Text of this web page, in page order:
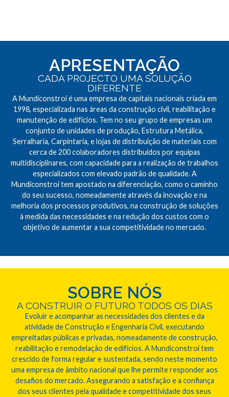
APRESENTAÇÃO
CADA PROJECTO UMA SOLUÇÃO
DIFERENTE
A Mundiconstroi é uma empresa de capitais nacionais criada em
1998, especializada nas áreas da construção civil, reabilitação e
manutenção de edifícios. Tem no seu grupo de empresas um
conjunto de unidades de produção, Estrutura Metálica,
Serralharia, Carpintaria, e lojas de distribuição de materiais com
cerca de 200 colaboradores distribuídos por equipas
multidisciplinares, com capacidade para a realização de trabalhos
especializados com elevado padrão de qualidade. A
Mundiconstroi tem apostado na diferenciação, como o caminho
do seu sucesso, nomeadamente através da inovação e na
melhoria dos processos produtivos, na construção de soluções
à medida das necessidades e na redução dos custos com o
objetivo de aumentar a sua competitividade no mercado.
SOBRE NÓS
A CONSTRUIR O FUTURO TODOS OS DIAS
Evoluir e acompanhar as necessidades dos clientes e da
atividade de Construção e Engenharia Civil, executando
empreitadas públicas e privadas, nomeadamente de construção,
reabilitação e remodelação de edifícios. A Mundiconstroi tem
crescido de forma regular e sustentada, sendo neste momento
uma empresa de âmbito nacional que lhe permite responder aos
desafios do mercado. Assegurando a satisfação e a confiança
dos seus clientes pela qualidade e competitividade dos seus